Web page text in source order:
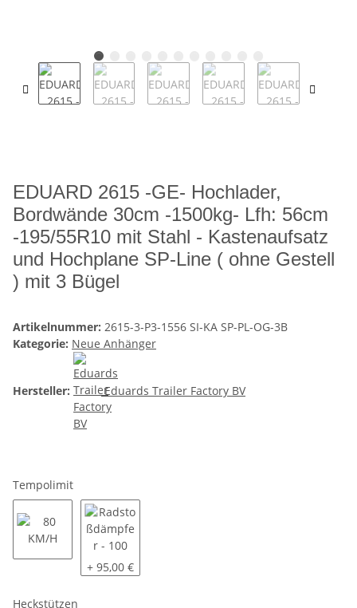
EDUARD 2615 -GE- Hochlader,
Bordwände 30cm -1500kg- Lfh: 56cm
-195/55R10 mit Stahl - Kastenaufsatz
und Hochplane SP-Line ( ohne Gestell
) mit 3 Bügel
Artikelnummer: 2615-3-P3-1556 SI-KA SP-PL-OG-3B
Kategorie: Neue Anhänger
Hersteller: Eduards Trailer Factory BV
Tempolimit
80 KM/HRadstoßdämpfer - 100 KM/H
+ 95,00 €
Heckstützen